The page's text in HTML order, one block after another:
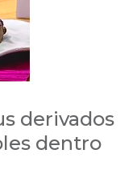
derivados
dentro